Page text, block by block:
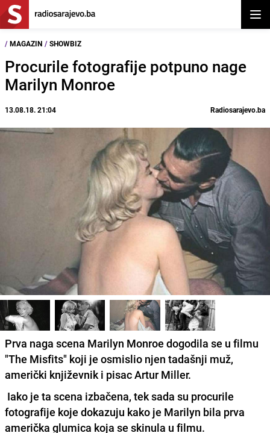
/ MAGAZIN / SHOWBIZ
Procurile fotografije potpuno nage
Marilyn Monroe
13.08.18. 21:04 Radiosarajevo.ba
Prva naga scena Marilyn Monroe dogodila se u filmu
"The Misfits" koji je osmislio njen tadašnji muž,
američki književnik i pisac Artur Miller.
Iako je ta scena izbačena, tek sada su procurile
fotografije koje dokazuju kako je Marilyn bila prva
američka glumica koja se skinula u filmu.